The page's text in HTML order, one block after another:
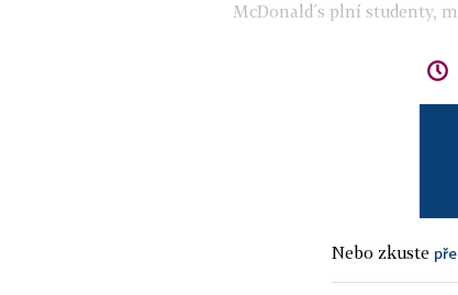
McDonald´s plní studenty,
Nebo zkuste